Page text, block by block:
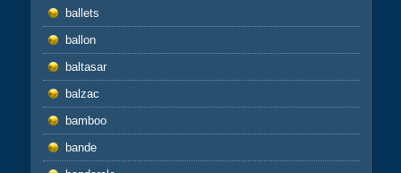
ballets
ballon
baltasar
balzac
bamboo
bande